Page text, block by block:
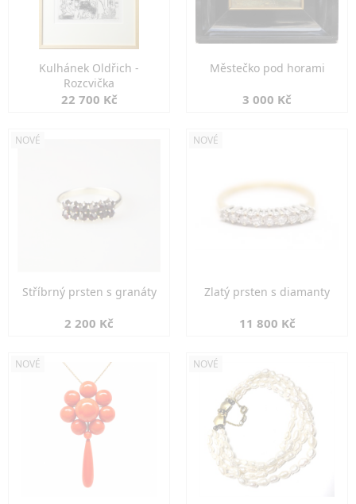
Kulhánek Oldřich -
Rozcvička
22 700 Kč
Městečko pod horami
3 000 Kč
NOVÉ
Stříbrný prsten s granáty
2 200 Kč
NOVÉ
Zlatý prsten s diamanty
11 800 Kč
NOVÉ NOVÉ